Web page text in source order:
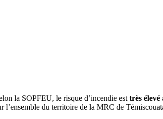
la SOPFEU, le risque d’incendie est très
l’ensemble du territoire de la MRC de